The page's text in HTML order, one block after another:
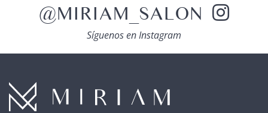
@MIRIAM_SALON
Síguenos en Instagram